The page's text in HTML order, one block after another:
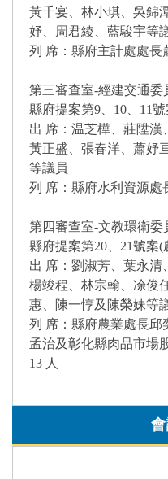
黃千宴、林小琪、吳錦
妤、周君綾、藍駿宇等
列 席：縣府主計處處長
第三審查室-經建交通委
縣府提案第9、10、11號
出 席：温芝樺、莊陞漢
黃正盛、張春洋、蕭妤
等議員
列 席：縣府水利資源處
第四審查室-文教環衛委
縣府提案第20、21號案(
出 席：劉淑芳、葉永清
楊竣程、林宗翰、凃俊
惠、陳一惇及陳榮妹等
列 席：縣府農業處長邱
孟治及彰化縣肉品市場
13 人